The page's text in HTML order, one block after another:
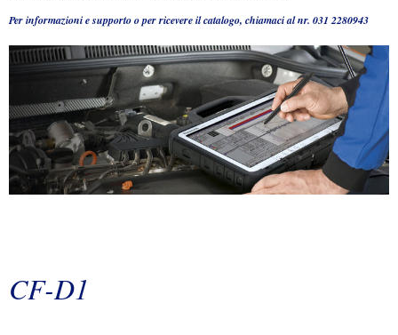
Per informazioni e supporto o per ricevere il catalogo, chiamaci al nr. 031 2280943
CF-D1